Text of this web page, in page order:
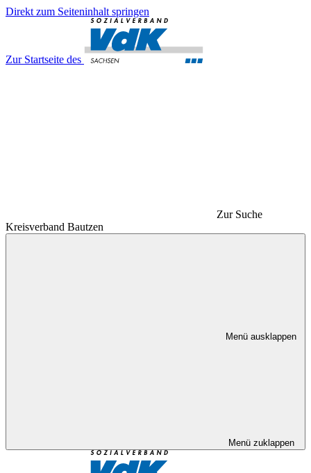
Direkt zum Seiteninhalt springen
Zur Startseite des
Zur Suche
Kreisverband Bautzen
Menü ausklappen
Menü zuklappen